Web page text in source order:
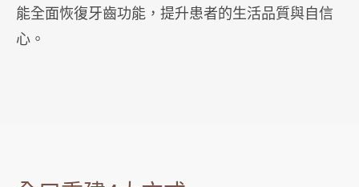
能全面恢復牙齒功能，提升患者的生活品質與自信
心。